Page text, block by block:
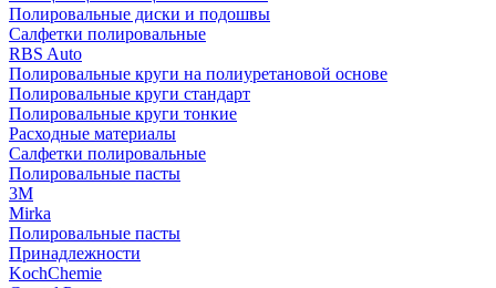
Полировальные диски и подошвы
Салфетки полировальные
RBS Auto
Полировальные круги на полиуретановой основе
Полировальные круги стандарт
Полировальные круги тонкие
Расходные материалы
Салфетки полировальные
Полировальные пасты
3М
Mirka
Полировальные пасты
Принадлежности
KochChemie